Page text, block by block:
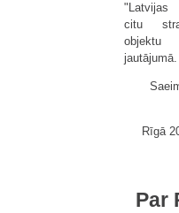
"Latvijas
citu
objektu
jautājumā.
Rīgā
Par